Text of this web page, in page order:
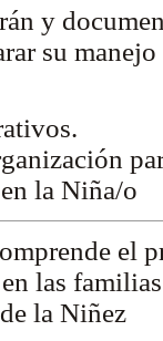
y
su
la Niña/o
el
las
la Niñez